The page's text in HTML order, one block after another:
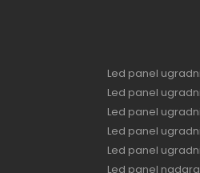
Led panel
Led panel
Led panel
Led panel
Led panel
Led panel